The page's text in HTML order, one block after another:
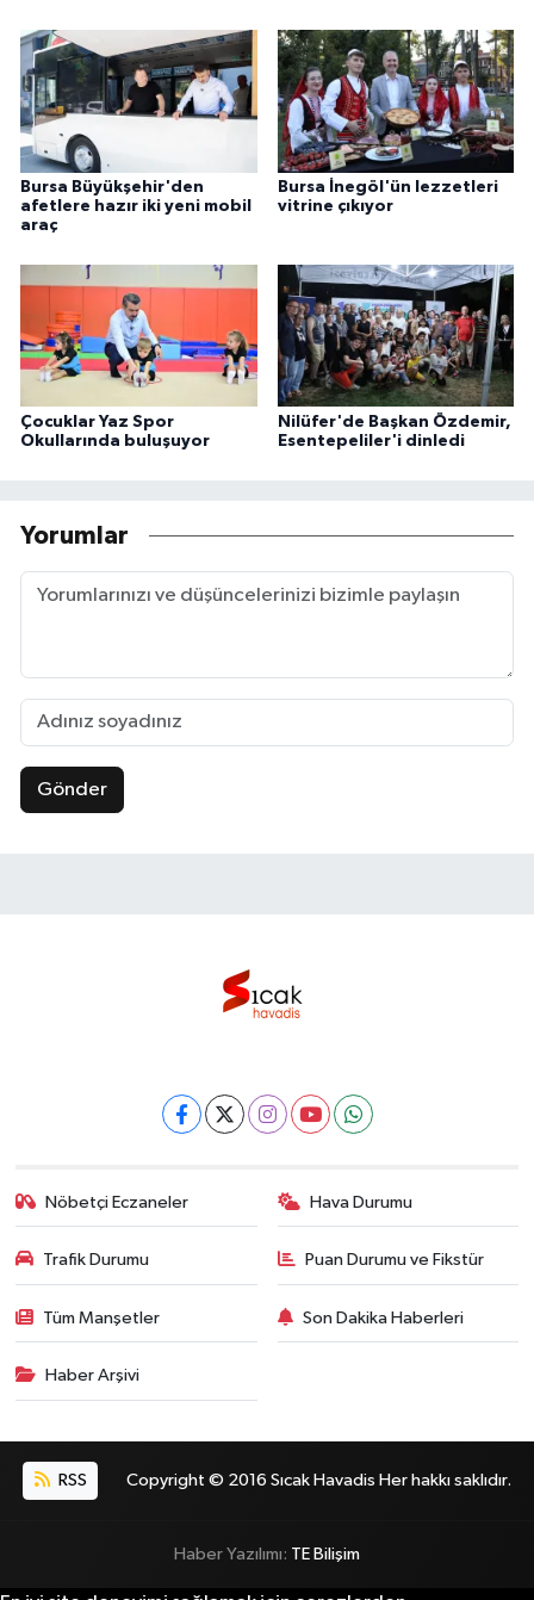
Bursa Büyükşehir'den
afetlere hazır iki yeni mobil
araç
Bursa İnegöl'ün lezzetleri
vitrine çıkıyor
Çocuklar Yaz Spor
Okullarında buluşuyor
Nilüfer'de Başkan Özdemir,
Esentepeliler'i dinledi
Yorumlar
Gönder
Nöbetçi Eczaneler Hava Durumu
Trafik Durumu Puan Durumu ve Fikstür
Tüm Manşetler Son Dakika Haberleri
Haber Arşivi
RSS Copyright © 2016 Sıcak Havadis Her hakkı saklıdır.
Haber Yazılımı: TE Bilişim